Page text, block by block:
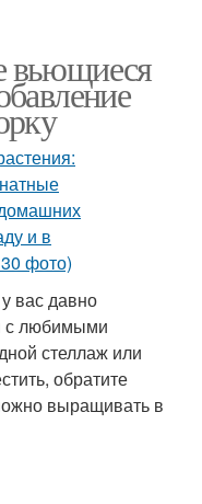
вьющиеся
вас давно
с любимыми
стеллаж или
обратите
выращивать в